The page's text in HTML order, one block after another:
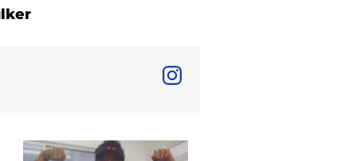
"Ca fonctionne trop bien!"